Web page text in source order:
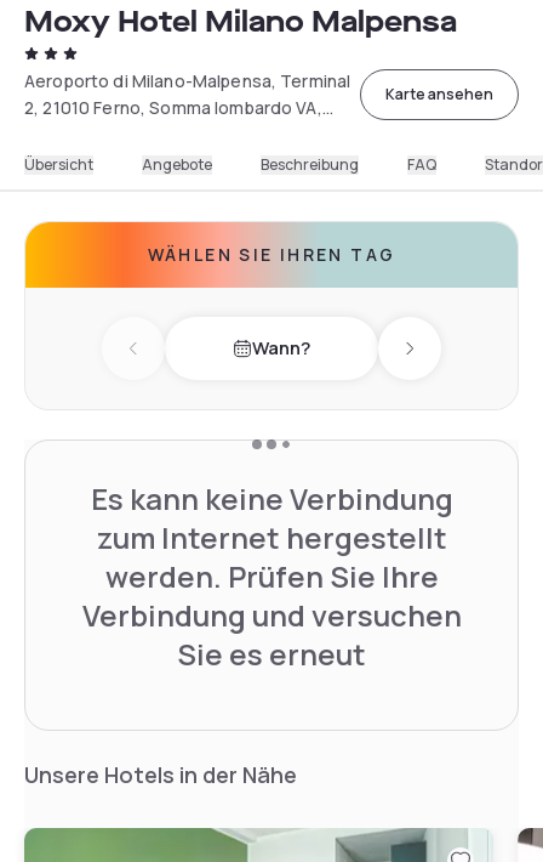
Moxy Hotel Milano Malpensa
Aeroporto di Milano-Malpensa, Terminal
2, 21010 Ferno, Somma lombardo VA,
Karte ansehen
Übersicht Angebote Beschreibung FAQ
WÄHLEN SIE IHREN TAG
Previous day Wann? Next day
Es kann keine Verbindung
zum Internet hergestellt
werden. Prüfen Sie Ihre
Verbindung und versuchen
Sie es erneut
Unsere Hotels in der Nähe